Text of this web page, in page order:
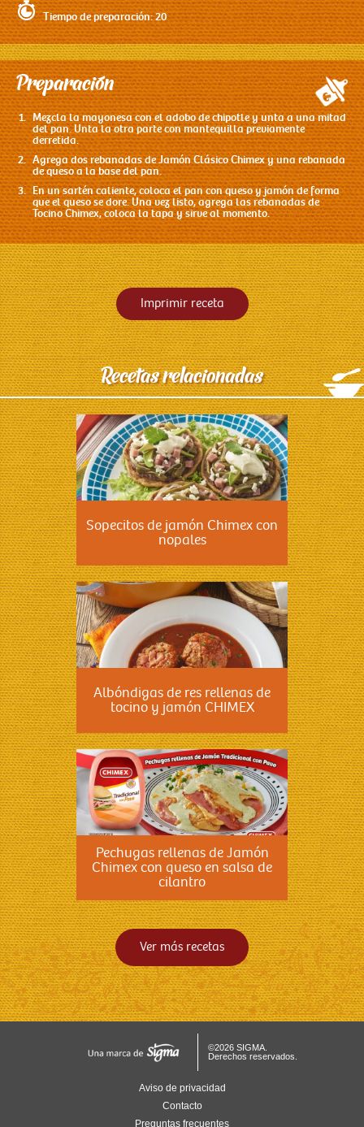
Tiempo de preparación: 20
Preparación
Mezcla la mayonesa con el adobo de chipotle y unta a una mitad
del pan. Unta la otra parte con mantequilla previamente
derretida.
Agrega dos rebanadas de Jamón Clásico Chimex y una rebanada
de queso a la base del pan.
En un sartén caliente, coloca el pan con queso y jamón de forma
que el queso se dore. Una vez listo, agrega las rebanadas de
Tocino Chimex, coloca la tapa y sirve al momento.
Imprimir receta
Recetas relacionadas
Sopecitos de jamón Chimex con
nopales
Albóndigas de res rellenas de
tocino y jamón CHIMEX
Pechugas rellenas de Jamón
Chimex con queso en salsa de
cilantro
Ver más recetas
©2026 SIGMA.
Derechos reservados.
Aviso de privacidad
Contacto
Preguntas frecuentes